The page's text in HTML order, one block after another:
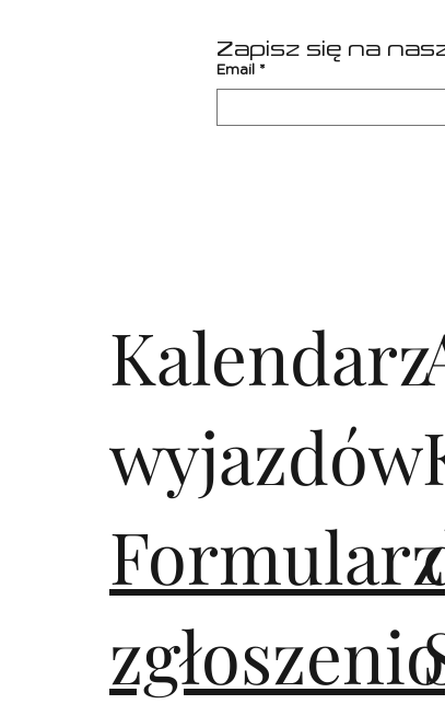
Zapisz się na
Email *
Kalendarz
wyjazdów
Formularz
zgłoszenio